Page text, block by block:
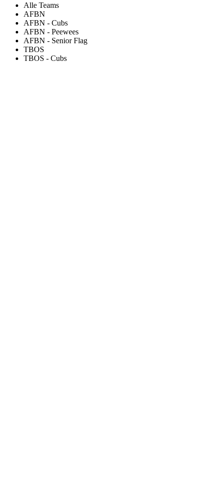
Alle Teams
AFBN
AFBN - Cubs
AFBN - Peewees
AFBN - Senior Flag
TBOS
TBOS - Cubs